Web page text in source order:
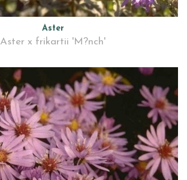
Aster
Aster x frikartii 'M?nch'